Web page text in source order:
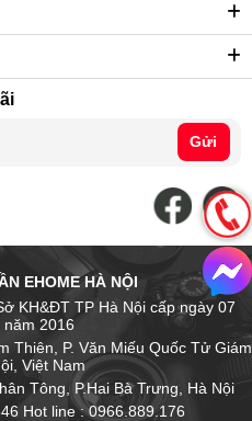
Gửi
EHOME HÀ NỘI
KH&ĐT TP Hà Nội cấp ngày 07
năm 2016
Thiên, P. Văn Miếu Quốc Tử Giám
Việt Nam
Tông, P.Hai Bà Trưng, Hà Nội
Hot line : 0966.889.176